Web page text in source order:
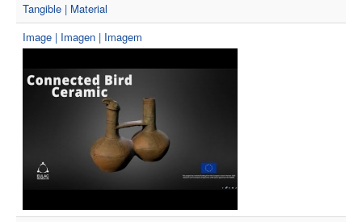
Tangible | Material
Image | Imagen | Imagem